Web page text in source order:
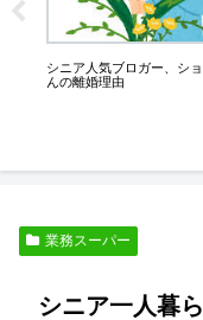
シニア人気ブロガー、シ
んの離婚理由
業務スーパー
シニア一人暮